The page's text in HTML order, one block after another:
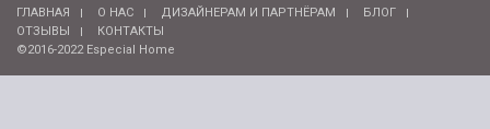
ГЛАВНАЯ О НАС ДИЗАЙНЕРАМ И ПАРТНЁРАМ
БЛОГ
ОТЗЫВЫ
КОНТАКТЫ
©2016-2022 Especial Home